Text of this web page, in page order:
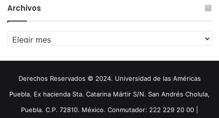
Archivos
Archivos
Derechos Reservados © 2024. Universidad de las Américas
Puebla. Ex hacienda Sta. Catarina Mártir S/N. San Andrés Cholula,
Puebla. C.P. 72810. México. Conmutador: 222 229 20 00 |